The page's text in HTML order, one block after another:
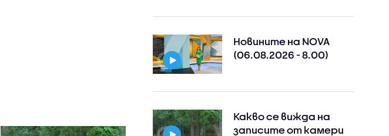
Новините на NOVA
(06.08.2026 - 8.00)
Какво се вижда на
записите от камери